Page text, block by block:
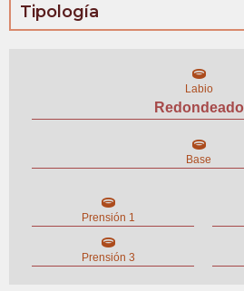
Tipología
Labio
Redondeado
Base
Prensión 1
Prensión 3